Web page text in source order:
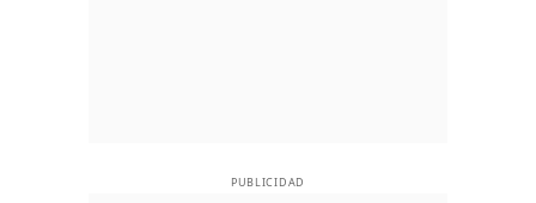
PUBLICIDAD